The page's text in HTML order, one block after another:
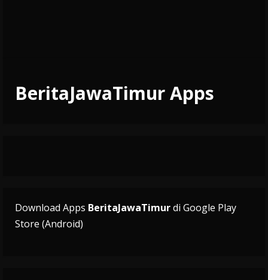
BeritaJawaTimur Apps
Download Apps BeritaJawaTimurdi Google Play
Store (Android)